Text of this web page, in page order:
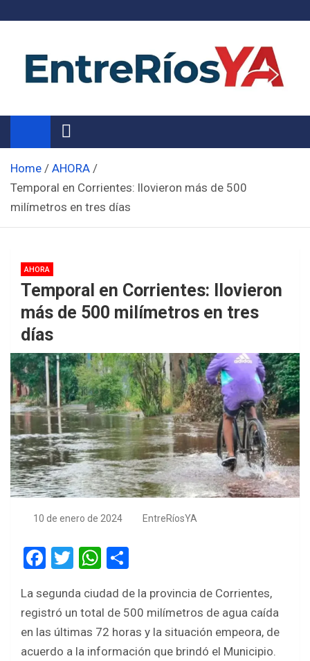
Noticias de Entre Ríos
Información de toda la provincia ahora
Home
AHORA
Temporal en Corrientes: llovieron más de 500
milímetros en tres días
AHORA
Temporal en Corrientes: llovieron
más de 500 milímetros en tres
días
10 de enero de 2024 EntreRíosYA
F
ce
b
o
T
tt
er
W
at
s
A
ar
e
La segunda ciudad de la provincia de Corrientes,
registró un total de 500 milímetros de agua caída
en las últimas 72 horas y la situación empeora, de
acuerdo a la información que brindó el Municipio.